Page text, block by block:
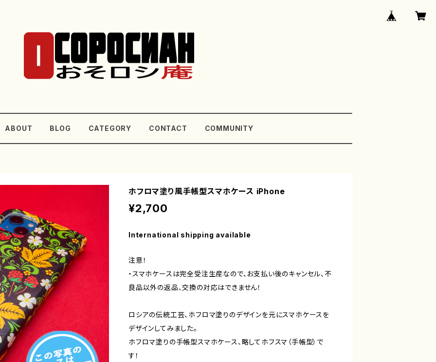
ABOUT BLOG CATEGORY CONTACT COMMUNITY
ホフロマ塗り風手帳型スマホケース iPhone
¥2,700
International shipping available
注意！
・スマホケースは完全受注生産なので、お支払い後のキャンセル、不
良品以外の返品、交換の対応はできません！
ロシアの伝統工芸、ホフロマ塗りのデザインを元にスマホケースを
デザインしてみました。
ホフロマ塗りの手帳型スマホケース、略してホフスマ（手帳型）で
す！